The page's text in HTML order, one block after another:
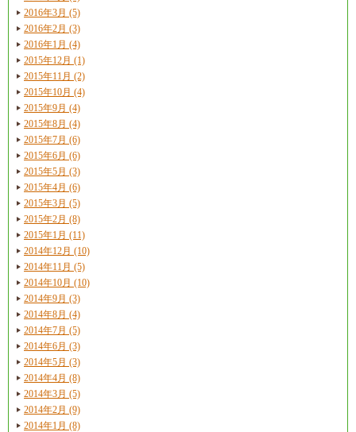
2016年3月 (5)
2016年2月 (3)
2016年1月 (4)
2015年12月 (1)
2015年11月 (2)
2015年10月 (4)
2015年9月 (4)
2015年8月 (4)
2015年7月 (6)
2015年6月 (6)
2015年5月 (3)
2015年4月 (6)
2015年3月 (5)
2015年2月 (8)
2015年1月 (11)
2014年12月 (10)
2014年11月 (5)
2014年10月 (10)
2014年9月 (3)
2014年8月 (4)
2014年7月 (5)
2014年6月 (3)
2014年5月 (3)
2014年4月 (8)
2014年3月 (5)
2014年2月 (9)
2014年1月 (8)